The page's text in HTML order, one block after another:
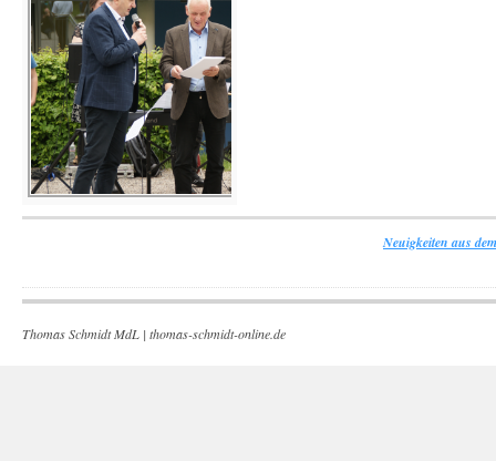
Neuigkeiten aus
Thomas Schmidt MdL | thomas-schmidt-online.de